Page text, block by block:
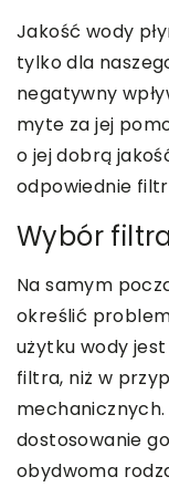
Jakość wody
tylko dla
negatywny
myte za jej
o jej dobrą
odpowiednie
Wybór
Na samym
określić
użytku wody
filtra, niż w
mechanicznych.
dostosowanie
obydwoma